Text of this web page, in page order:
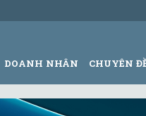
DOANH NHÂN CHUYÊN